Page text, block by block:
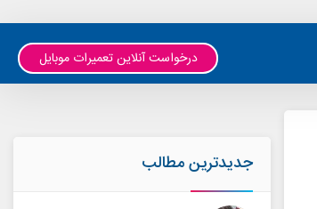
درخواست آنلاین تعمیرات موبایل
جدیدترین مطالب